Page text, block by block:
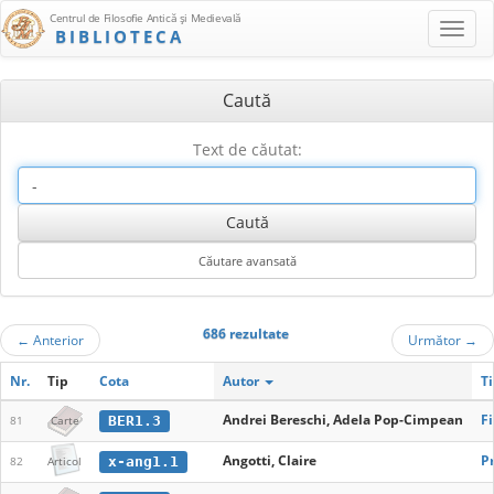
Centrul de Filosofie Antică şi Medievală
BIBLIOTECA
Caută
Text de căutat:
← Anterior 686 rezultate Următor →
Nr. Tip Cota Autor
81 Carte BER1.3 Andrei Bereschi, Adela Pop-Cimpean
82 Articol x-ang1.1 Angotti, Claire